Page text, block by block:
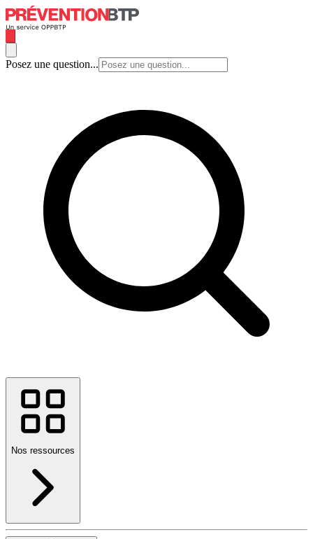
Posez une question...
Nos ressources